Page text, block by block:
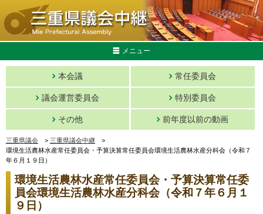
メニュー
本会議 常任委員会
議会運営委員会 特別委員会
その他 前年度以前の動画
三重県議会 > 三重県議会中継 >
環境生活農林水産常任委員会・予算決算常任委員会環境生活農林水産分科会（令和７
年６月１９日）
環境生活農林水産常任委員会・予算決算常任委
員会環境生活農林水産分科会（令和７年６月１
９日）